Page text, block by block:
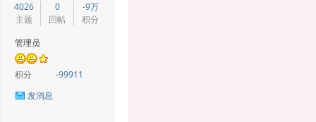
4026
主题
0
回帖
-9万
积分
管理员
积分
-99911
发消息